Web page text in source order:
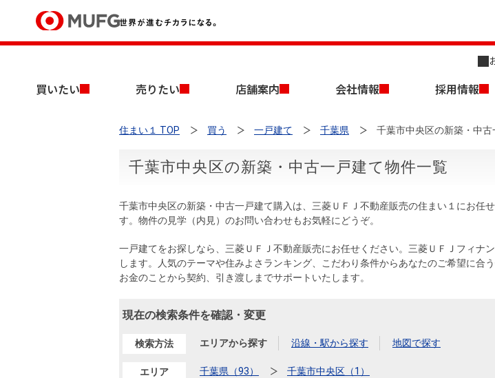
買いたい 売りたい 店舗案内 会社情報 採用情報
買いたいTOP
中古マンションを探す 新築・中古一戸建て
住宅ローンシミュレーション
売りたいTOP
無料査定 売却相談
周辺相場検索
店舗案内TOP
店舗のご案内（首都圏） 店舗のご案内（名古屋）
会社情報TOP
会社概要
組織図
会社案内（電子ブック版）
採用情報TOP
キャリア採用情報
売りたい
住まい１ TOP 買う 一戸建て 千葉県 千葉市中央区の新築・中
千葉市中央区の新築・中古一戸建て物件一覧
千葉市中央区の新築・中古一戸建て購入は、三菱ＵＦＪ不動産販売の住まい１にお任
す。物件の見学（内見）のお問い合わせもお気軽にどうぞ。
一戸建てをお探しなら、三菱ＵＦＪ不動産販売にお任せください。三菱ＵＦＪフィナ
します。人気のテーマや住みよさランキング、こだわり条件からあなたのご希望に
お金のことから契約、引き渡しまでサポートいたします。
現在の検索条件を確認・変更
検索方法 エリアから探す 沿線・駅から探す 地図で探す
エリア 千葉県（93） 千葉市中央区（1）